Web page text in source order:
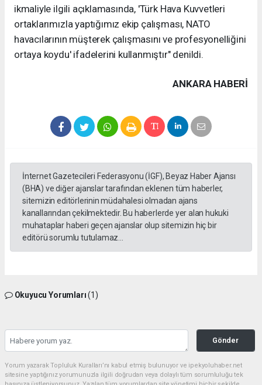
ikmaliyle ilgili açıklamasında, 'Türk Hava Kuvvetleri
ortaklarımızla yaptığımız ekip çalışması, NATO
havacılarının müşterek çalışmasını ve profesyonelliğini
ortaya koydu' ifadelerini kullanmıştır" denildi.
ANKARA HABERİ
İnternet Gazetecileri Federasyonu (İGF), Beyaz Haber Ajansı
(BHA) ve diğer ajanslar tarafından eklenen tüm haberler,
sitemizin editörlerinin müdahalesi olmadan ajans
kanallarından çekilmektedir. Bu haberlerde yer alan hukuki
muhataplar haberi geçen ajanslar olup sitemizin hiç bir
editörü sorumlu tutulamaz...
Okuyucu Yorumları(1)
Gönder
Yorum yazarak Topluluk Kuralları’nı kabul etmiş bulunuyor ve ipekyoluhaber.net
sitesine yaptığınız yorumunuzla ilgili doğrudan veya dolaylı tüm sorumluluğu tek